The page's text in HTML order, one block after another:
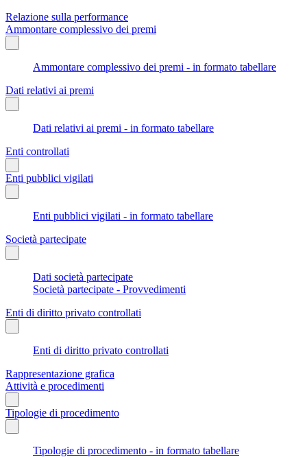
Relazione sulla performance
Ammontare complessivo dei premi
Ammontare complessivo dei premi - in formato tabellare
Dati relativi ai premi
Dati relativi ai premi - in formato tabellare
Enti controllati
Enti pubblici vigilati
Enti pubblici vigilati - in formato tabellare
Società partecipate
Dati società partecipate
Società partecipate - Provvedimenti
Enti di diritto privato controllati
Enti di diritto privato controllati
Rappresentazione grafica
Attività e procedimenti
Tipologie di procedimento
Tipologie di procedimento - in formato tabellare